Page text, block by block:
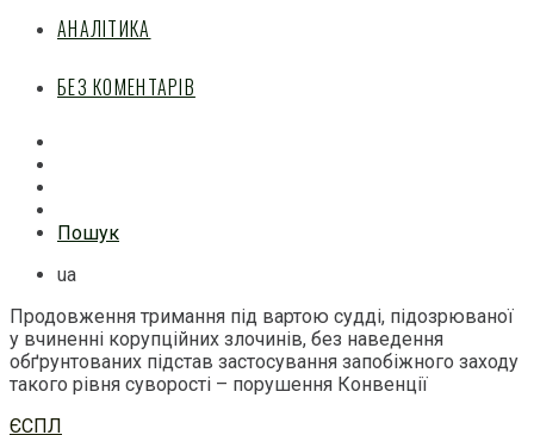
АНАЛІТИКА
БЕЗ КОМЕНТАРІВ
Пошук
ua
Продовження тримання під вартою судді, підозрюваної
у вчиненні корупційних злочинів, без наведення
обґрунтованих підстав застосування запобіжного заходу
такого рівня суворості – порушення Конвенції
Перейти
ЄСПЛ